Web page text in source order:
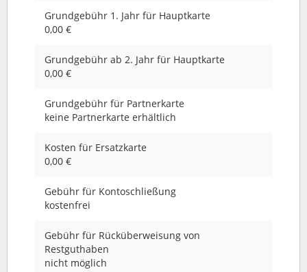
Grundgebühr 1. Jahr für Hauptkarte
0,00 €
Grundgebühr ab 2. Jahr für Hauptkarte
0,00 €
Grundgebühr für Partnerkarte
keine Partnerkarte erhältlich
Kosten für Ersatzkarte
0,00 €
Gebühr für Kontoschließung
kostenfrei
Gebühr für Rücküberweisung von
Restguthaben
nicht möglich